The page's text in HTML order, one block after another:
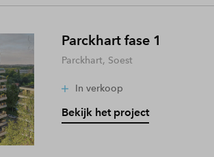
Parckhart fase 1
Parckhart, Soest
In verkoop
Bekijk het project